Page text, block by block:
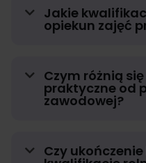
Jakie
opiekun zajęć
Czym różnią
praktyczne od
zawodowej?
Czy